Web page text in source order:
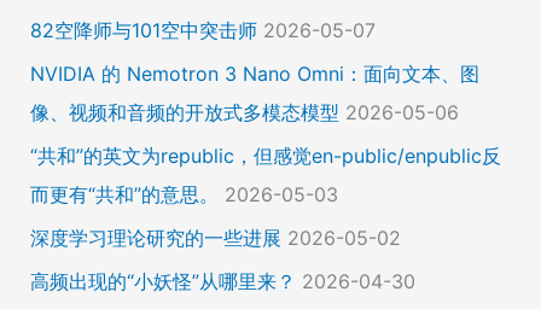
82空降师与101空中突击师 2026-05-07
NVIDIA 的 Nemotron 3 Nano Omni：面向文本、图
像、视频和音频的开放式多模态模型 2026-05-06
“共和”的英文为republic，但感觉en-public/enpublic反
而更有“共和”的意思。
2026-05-03
深度学习理论研究的一些进展 2026-05-02
高频出现的“小妖怪”从哪里来？ 2026-04-30